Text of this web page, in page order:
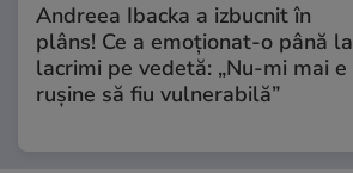
Andreea Ibacka a izbucnit în
plâns! Ce a emoționat-o până la
lacrimi pe vedetă: „Nu-mi mai e
rușine să fiu vulnerabilă”